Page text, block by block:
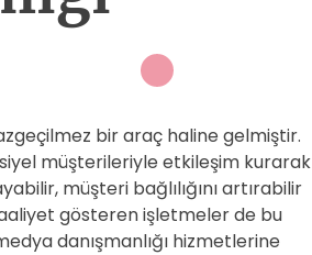
bir araç haline gelmiştir.
müşterileriyle etkileşim kurarak
müşteri bağlılığını artırabilir
gösteren işletmeler de bu
danışmanlığı hizmetlerine